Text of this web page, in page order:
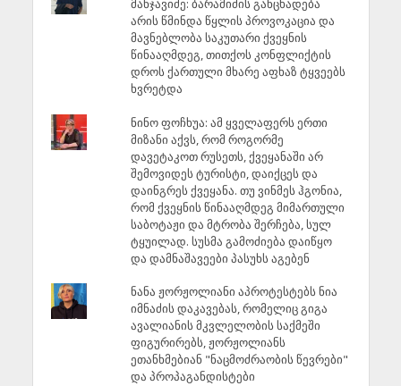
მანჯავიძე: ბარამიძის განცხადება
არის წმინდა წყლის პროვოკაცია და
მავნებლობა საკუთარი ქვეყნის
წინააღმდეგ, თითქოს კონფლიქტის
დროს ქართული მხარე აფხაზ ტყვეებს
ხვრეტდა
ნინო ფოჩხუა: ამ ყველაფერს ერთი
მიზანი აქვს, რომ როგორმე
დავეტაკოთ რუსეთს, ქვეყანაში არ
შემოვიდეს ტურისტი, დაიქცეს და
დაინგრეს ქვეყანა. თუ ვინმეს ჰგონია,
რომ ქვეყნის წინააღმდეგ მიმართული
საბოტაჟი და მტრობა შერჩება, სულ
ტყუილად. სუსმა გამოძიება დაიწყო
და დამნაშავეები პასუხს აგებენ
ნანა ჟორჟოლიანი აპროტესტებს ნია
იმნაძის დაკავებას, რომელიც გიგა
ავალიანის მკვლელობის საქმეში
ფიგურირებს, ჟორჟოლიანს
ეთანხმებიან "ნაცმოძრაობის წევრები"
და პროპაგანდისტები